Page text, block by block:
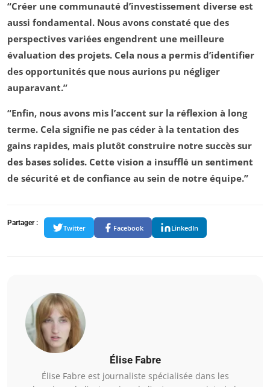
“Créer une communauté d’investissement diverse est
aussi fondamental. Nous avons constaté que des
perspectives variées engendrent une meilleure
évaluation des projets. Cela nous a permis d’identifier
des opportunités que nous aurions pu négliger
auparavant.”
“Enfin, nous avons mis l’accent sur la réflexion à long
terme. Cela signifie ne pas céder à la tentation des
gains rapides, mais plutôt construire notre succès sur
des bases solides. Cette vision a insufflé un sentiment
de sécurité et de confiance au sein de notre équipe.”
Partager :
Twitter Facebook LinkedIn
Élise Fabre
Élise Fabre est journaliste spécialisée dans les